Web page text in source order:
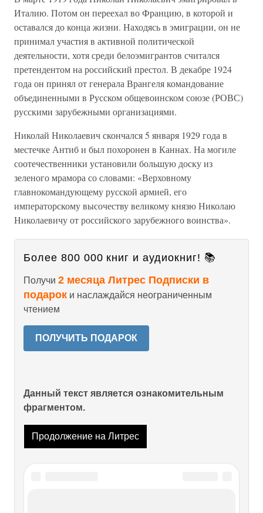
Италию. Потом он переехал во Францию, в которой и
оставался до конца жизни. Находясь в эмиграции, он не
принимал участия в активной политической
деятельности, хотя среди белоэмигрантов считался
претендентом на российский престол. В декабре 1924
года он принял от генерала Врангеля командование
объединенными в Русском общевоинском союзе (РОВС)
русскими зарубежными организациями.
Николай Николаевич скончался 5 января 1929 года в
местечке Антиб и был похоронен в Каннах. На могиле
соотечественники установили большую доску из
зеленого мрамора со словами: «Верховному
главнокомандующему русской армией, его
императорскому высочеству великому князю Николаю
Николаевичу от российского зарубежного воинства».
Более 800 000 книг и аудиокниг! 📚
Получи 2 месяца Литрес Подписки в
подарок и наслаждайся неограниченным
чтением
ПОЛУЧИТЬ ПОДАРОК
Данный текст является ознакомительным
фрагментом.
Продолжение на Литрес